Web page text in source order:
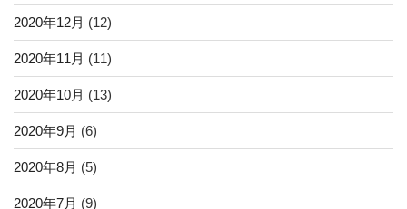
2020年12月 (12)
2020年11月 (11)
2020年10月 (13)
2020年9月 (6)
2020年8月 (5)
2020年7月 (9)